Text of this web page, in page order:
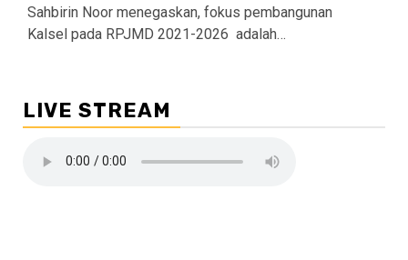
Sahbirin Noor menegaskan, fokus pembangunan
Kalsel pada RPJMD 2021-2026 adalah…
LIVE STREAM